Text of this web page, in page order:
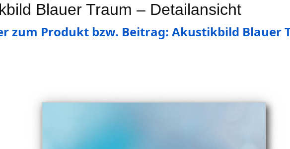
Blauer Traum – Detailansicht
zum Produkt bzw. Beitrag: Akustikbild Blauer